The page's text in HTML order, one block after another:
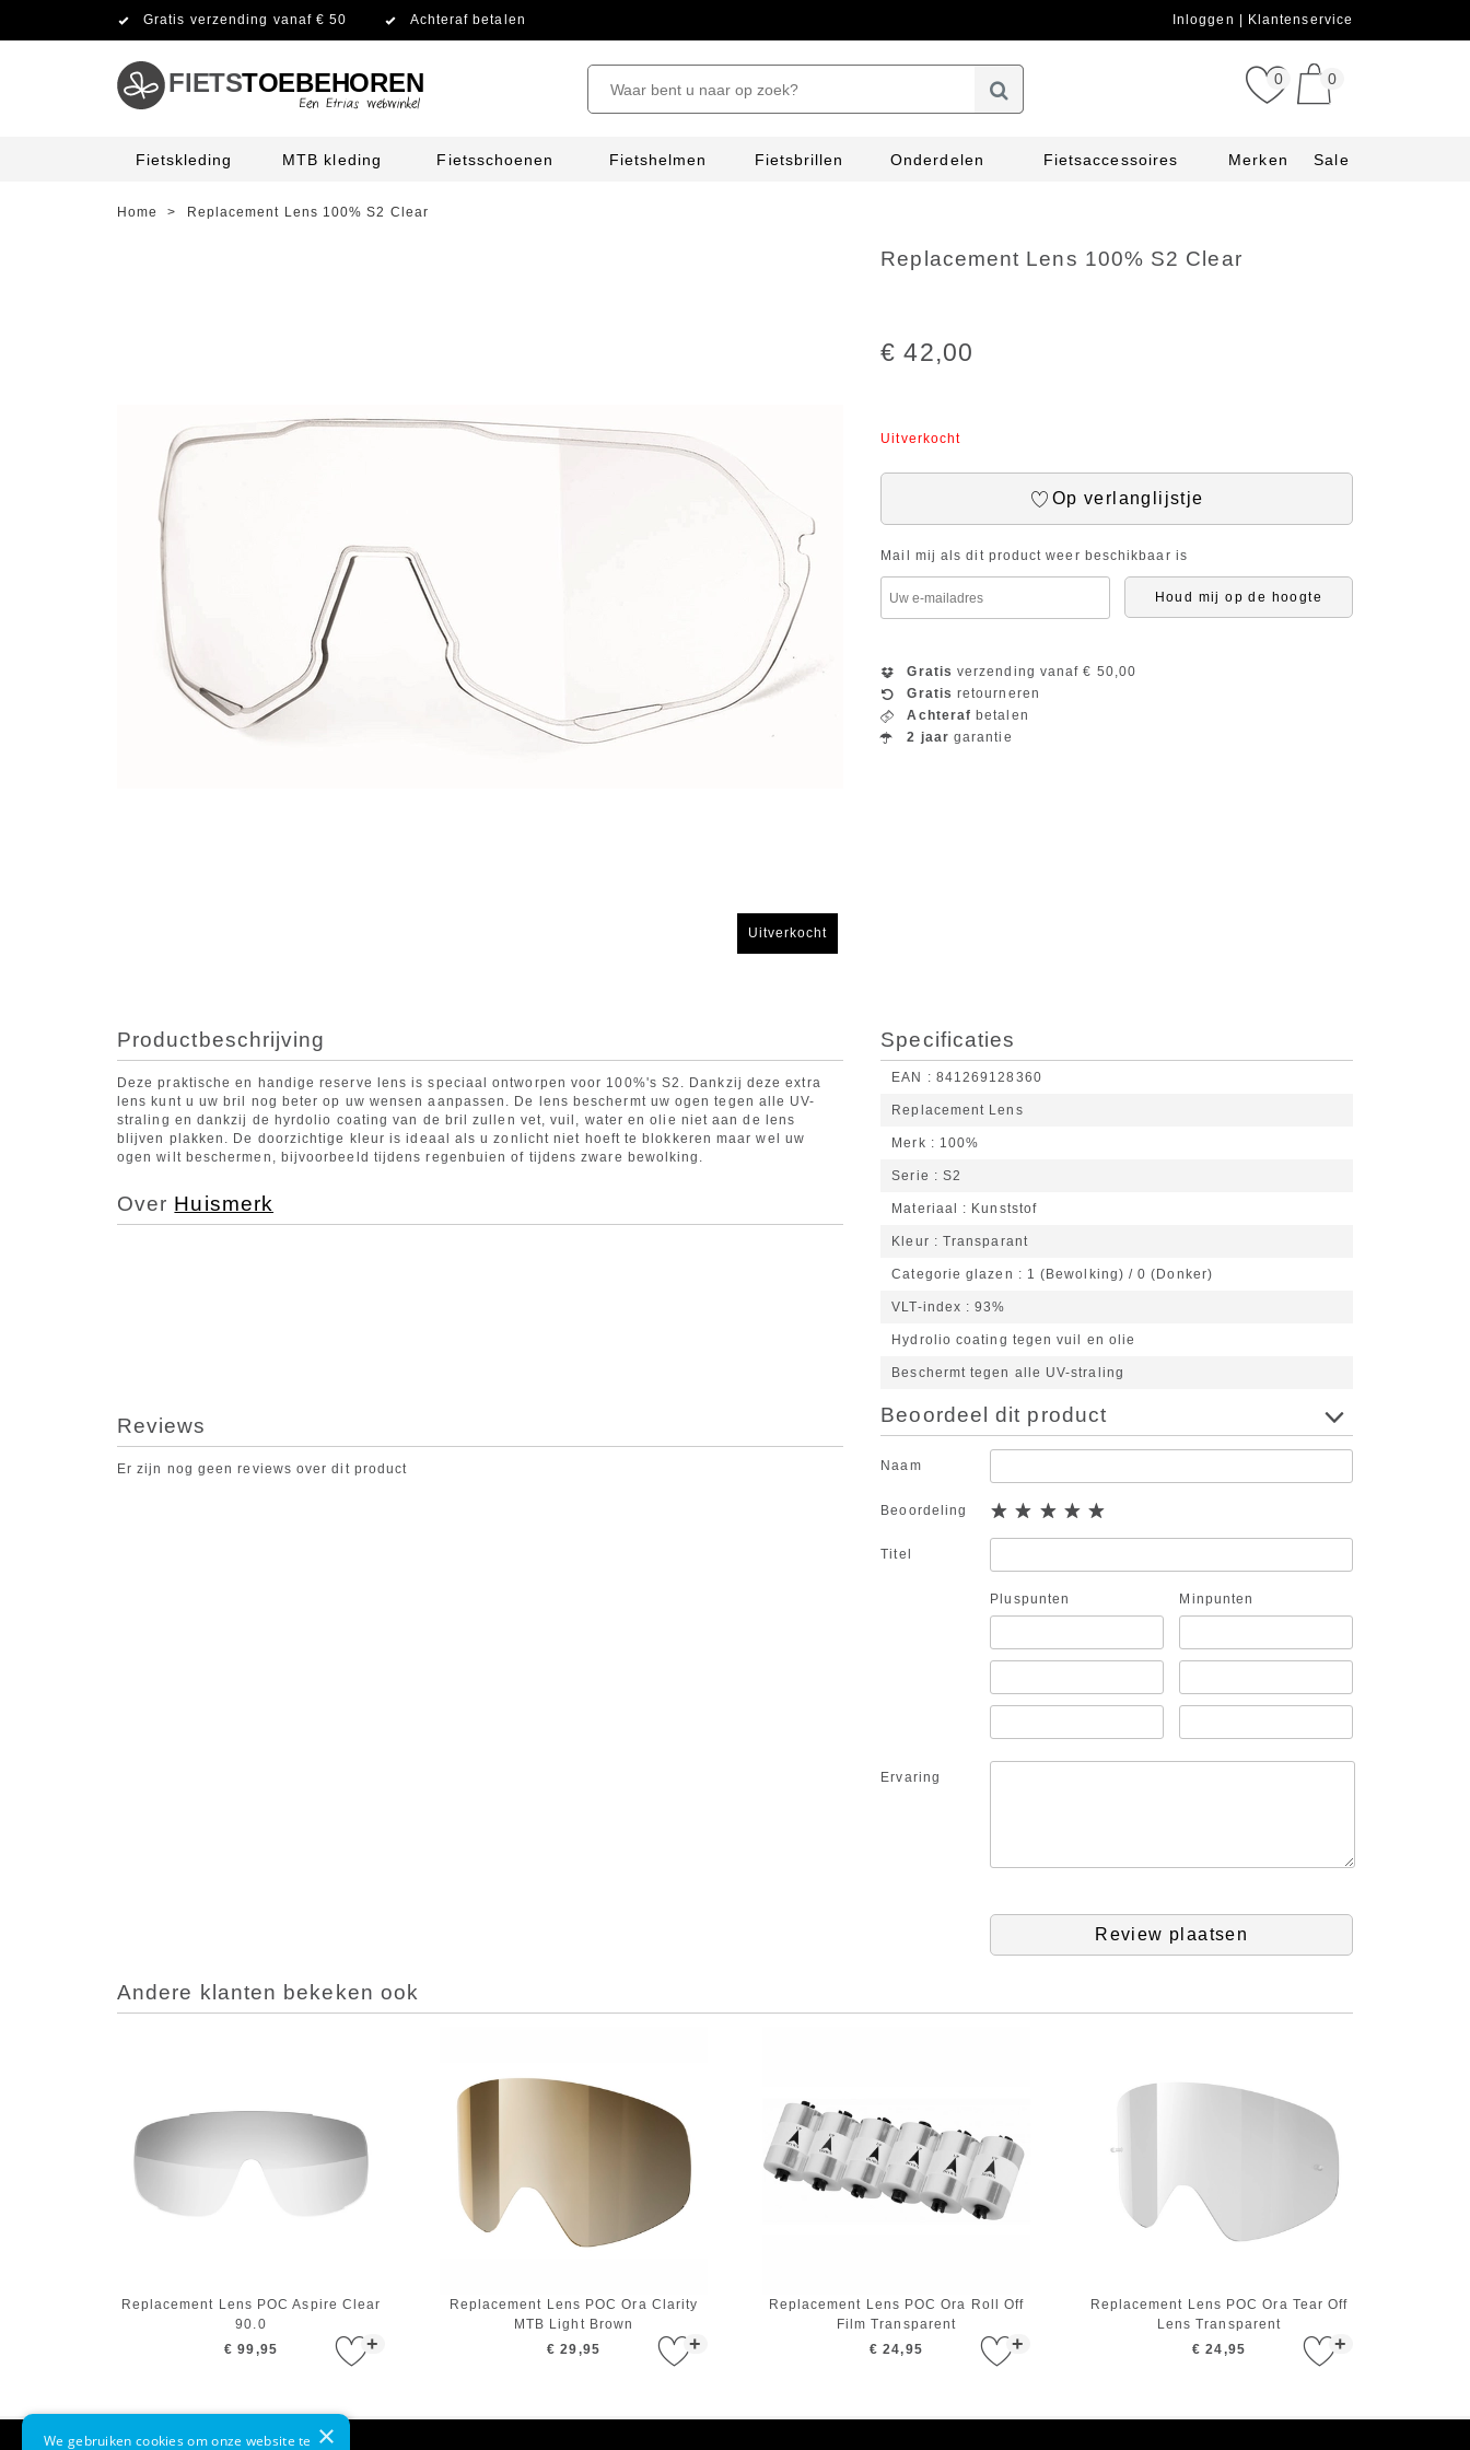
Gratis verzending vanaf € 50 Achteraf betalen Inloggen Klantenservice
FIETSTOEBEHOREN 0 0
Fietskleding MTB kleding Fietsschoenen Fietshelmen Fietsbrillen Onderdelen Fietsaccessoires Merken Sale
Home > Replacement Lens 100% S2 Clear
Uitverkocht
Replacement Lens 100% S2 Clear
€ 42,00
Uitverkocht
Op verlanglijstje
Mail mij als dit product weer beschikbaar is
Houd mij op de hoogte
Gratis verzending vanaf € 50,00
Gratis retourneren
Achteraf betalen
2 jaar garantie
Productbeschrijving
Deze praktische en handige reserve lens is speciaal ontworpen voor 100%'s S2. Dankzij deze extra
lens kunt u uw bril nog beter op uw wensen aanpassen. De lens beschermt uw ogen tegen alle UV-
straling en dankzij de hyrdolio coating van de bril zullen vet, vuil, water en olie niet aan de lens
blijven plakken. De doorzichtige kleur is ideaal als u zonlicht niet hoeft te blokkeren maar wel uw
ogen wilt beschermen, bijvoorbeeld tijdens regenbuien of tijdens zware bewolking.
Over Huismerk
Specificaties
EAN 841269128360
Replacement Lens
Merk 100%
Serie S2
Materiaal Kunststof
Kleur Transparant
Categorie glazen 1 (Bewolking) / 0 (Donker)
VLT-index 93%
Hydrolio coating tegen vuil en olie
Beschermt tegen alle UV-straling
Reviews
Er zijn nog geen reviews over dit product
Beoordeel dit product
Naam
Beoordeling
Titel
Pluspunten Minpunten
Ervaring
Review plaatsen
Andere klanten bekeken ook
+
Replacement Lens POC Aspire Clear
90.0
€ 99,95
+
Replacement Lens POC Ora Clarity
MTB Light Brown
€ 29,95
+
Replacement Lens POC Ora Roll Off
Film Transparent
€ 24,95
+
Replacement Lens POC Ora Tear Off
Lens Transparent
€ 24,95
×
We gebruiken cookies om onze website te